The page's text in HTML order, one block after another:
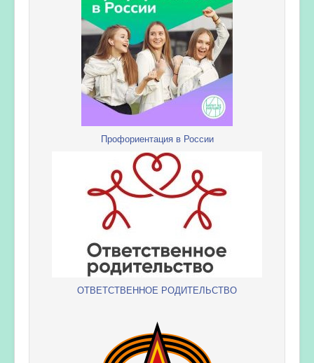
Профориентация в России
ОТВЕТСТВЕННОЕ РОДИТЕЛЬСТВО